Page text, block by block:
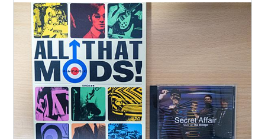
2. 1より転じて、1960年代前半のファッションスタイ
ル。サイドベンツで三つボタンのスーツと
細みのネクタイを身に着けるスタイルが基本。モッ
ズスタイル、モッズルック
66年頃になるとサイケデリックムーブメントの影
響を受けたスタイルに変化していった。